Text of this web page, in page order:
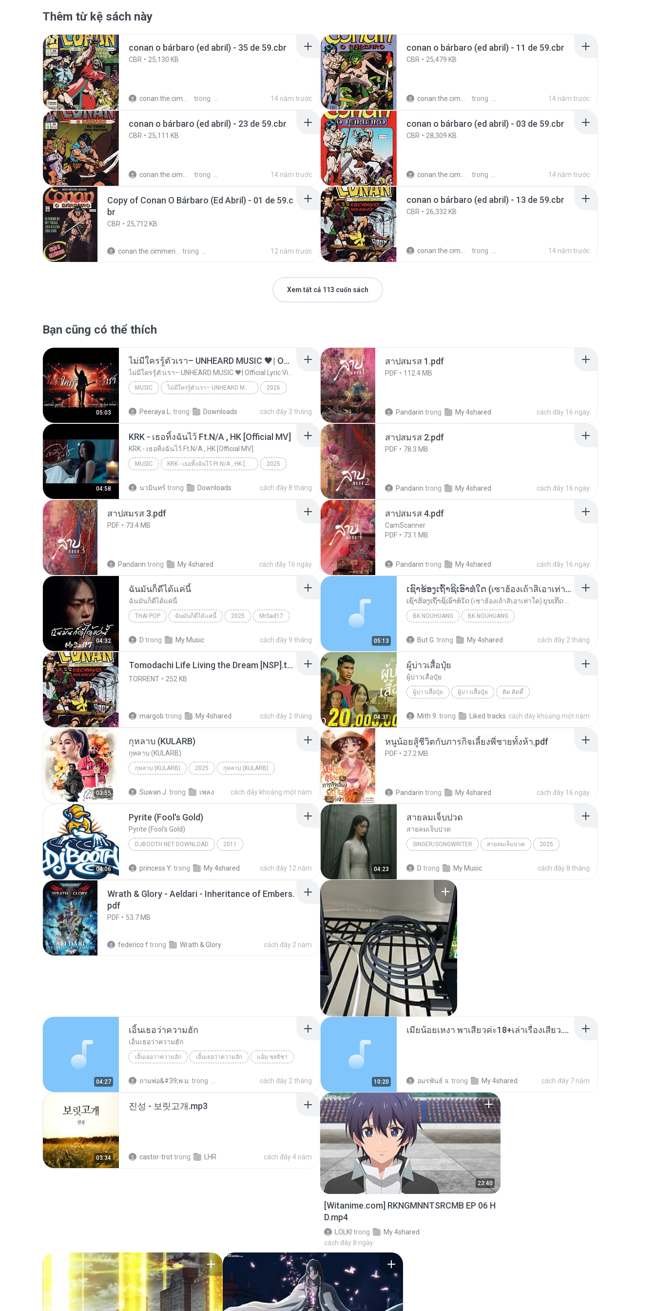
Thêm từ kệ sách này
conan o bárbaro (ed abril) - 35 de 59.cbr
CBR 25,130 KB
conan.the.cimmerian.barbarian trong 14 năm trước
conan o bárbaro (ed abril) - 11 de 59.cbr
CBR 25,479 KB
conan.the.cimmerian.barbarian trong 14 năm trước
conan o bárbaro (ed abril) - 23 de 59.cbr
CBR 25,111 KB
conan.the.cimmerian.barbarian trong 14 năm trước
conan o bárbaro (ed abril) - 03 de 59.cbr
CBR 28,309 KB
conan.the.cimmerian.barbarian trong 14 năm trước
Copy of Conan O Bárbaro (Ed Abril) - 01 de 59.c
br
CBR 25,712 KB
conan.the.cimmerian.barbarian trong 12 năm trước
conan o bárbaro (ed abril) - 13 de 59.cbr
CBR 26,332 KB
conan.the.cimmerian.barbarian trong 14 năm trước
Xem tất cả 113 cuốn sách
Bạn cũng có thể thích
05:03
ไม่มีใครรู้ตัวเรา– UNHEARD MUSIC 🖤| Official Lyric Video | เพลงสู้ชีวิต
MUSIC ไม่มีใครรู้ตัวเรา– UNHEARD MUSIC 🖤| Official Lyric Video | เพลงสู้ชีวิต 2026
Peeraya L. trong Downloads cách đây 3 tháng
สาปสมรส 1.pdf
PDF 112.4 MB
Pandarin trong My 4shared cách đây 16 ngày
04:58
KRK - เธอทิ้งฉันไว้ Ft.N/A , HK [Official MV]
KRK - เธอทิ้งฉันไว้ Ft.N/A , HK [Official MV]
MUSIC KRK - เธอทิ้งฉันไว้ Ft.N/A , HK [Official MV] 2025
นวมินทร์ trong Downloads cách đây 8 tháng
สาปสมรส 2.pdf
PDF 78.3 MB
Pandarin trong My 4shared cách đây 16 ngày
สาปสมรส 3.pdf
PDF 73.4 MB
Pandarin trong My 4shared cách đây 16 ngày
สาปสมรส 4.pdf
CamScanner
PDF
73.1 MB
Pandarin trong My 4shared cách đây 16 ngày
04:32
ฉันมันก็ดีได้แค่นี้
ฉันมันก็ดีได้แค่นี้
THAI POP ฉันมันก็ดีได้แค่นี้ 2025 MrSad17
D trong My Music cách đây 9 tháng 05:13
ເຊົາຮ້ອງເຖົ້າຊິເອົາທໍ່ໃດ (เซาฮ้องเถ้าสิเอาเท่าใด) ບຸນເກີດ ຫນູຫ່ວງ ft. ໂສພາ ຈຸນທະລາ
BK NOUHUANG BK NOUHUANG
But G. trong My 4shared cách đây 2 tháng
Tomodachi Life Living the Dream [NSP].torrent
TORRENT 252 KB
margob trong My 4shared cách đây 2 tháng 04:31
ผู้บ่าวเสื้อปุ๋ย
ผู้บ่าวเสื้อปุ๋ย
ผู้บ่าวเสื้อปุ๋ย ผู้บ่าวเสื้อปุ๋ย ดิด คิตตี้
Mith 9. trong Liked tracks cách đây khoảng một năm
03:55
กุหลาบ (KULARB)
กุหลาบ (KULARB)
กุหลาบ (KULARB) 2025 กุหลาบ (KULARB)
Suwan J. trong เพลง cách đây khoảng một năm
หนูน้อยสู้ชีวิตกับภารกิจเลี้ยงพี่ชายทั้งห้า.pdf
PDF 27.2 MB
Pandarin trong My 4shared cách đây 16 ngày
04:06
Pyrite (Fool's Gold)
Pyrite (Fool's Gold)
DJBOOTH.NET DOWNLOAD 2011
princess Y. trong My 4shared cách đây 12 năm 04:23
สายลมเจ็บปวด
สายลมเจ็บปวด
SINGER/SONGWRITER สายลมเจ็บปวด 2025
D trong My Music cách đây 8 tháng
Wrath & Glory - Aeldari - Inheritance of Embers.
pdf
PDF 53.7 MB
federico ftrong Wrath & Glory cách đây 2 năm
04:27
เอิ้นเธอว่าความฮัก
เอิ้นเธอว่าความฮัก
เอิ้นเธอว่าความฮัก เอิ้นเธอว่าความฮัก แอ้ม ชลธิชา
ถามพ่อ&#39;พ ม. trong cách đây 2 tháng 10:20
เมียน้อยเหงา พาเสียวค่ะ18+เล่าเรื่องเสียว.mp3
อมรพันธ์ จ. trong My 4shared cách đây 7 năm
03:34
진성 - 보릿고개.mp3
castor-trottrong LHR cách đây 4 năm
23:40
[Witanime.com] RKNGMNNTSRCMB EP 06 H
D.mp4
LOLKI trong
My 4shared
cách đây 8 ngày